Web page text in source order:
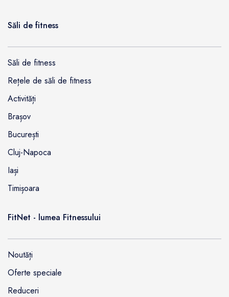
Săli de fitness
Săli de fitness
Rețele de săli de fitness
Activități
Brașov
București
Cluj-Napoca
Iași
Timișoara
FitNet - lumea Fitnessului
Noutăți
Oferte speciale
Reduceri